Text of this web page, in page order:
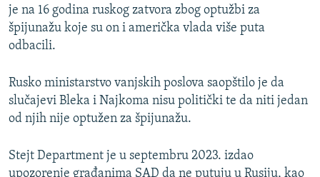
je na 16 godina ruskog zatvora zbog optužbi za
špijunažu koje su on i američka vlada više puta
odbacili.
Rusko ministarstvo vanjskih poslova saopštilo je da
slučajevi Bleka i Najkoma nisu politički te da niti jedan
od njih nije optužen za špijunažu.
Stejt Department je u septembru 2023. izdao
upozorenje građanima SAD da ne putuju u Rusiju, kao